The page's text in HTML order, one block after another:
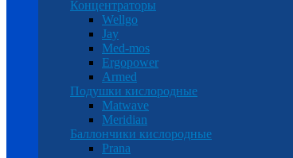
Концентраторы
Wellgo
Jay
Med-mos
Ergopower
Armed
Подушки кислородные
Matwave
Meridian
Баллончики кислородные
Prana